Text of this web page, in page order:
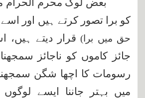
بعض لوگ محرم الحرام
کو برا تصور کرتے ہیں اور
حق میں برا) قرار دیتے
جائز کاموں کو ناجائز
رسومات کا اچھا شگن
میں بہتر جاننا ایسے